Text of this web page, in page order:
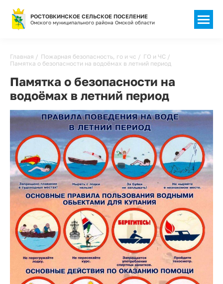
РОСТОВКИНСКОЕ СЕЛЬСКОЕ ПОСЕЛЕНИЕ
Омского муниципального района Омской области
Строка
навигации
Главная Пожарная безопасность, го и чс
ГО и ЧС
Памятка о безопасности на водоёмах в летний период
Памятка о безопасности на
водоёмах в летний период